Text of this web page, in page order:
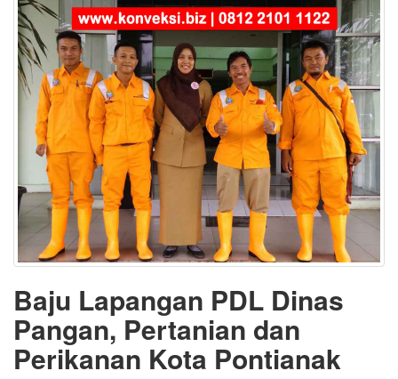
Baju Lapangan PDL Dinas
Pangan, Pertanian dan
Perikanan Kota Pontianak